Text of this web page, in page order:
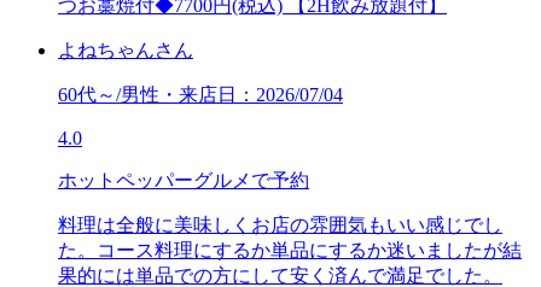
つお藁焼付◆7700円(税込) 【2H飲み放題付】
よねちゃんさん
60代～/男性・来店日：2026/07/04
4.0
ホットペッパーグルメで予約
料理は全般に美味しくお店の雰囲気もいい感じでし
た。コース料理にするか単品にするか迷いましたが結
果的には単品での方にして安く済んで満足でした。